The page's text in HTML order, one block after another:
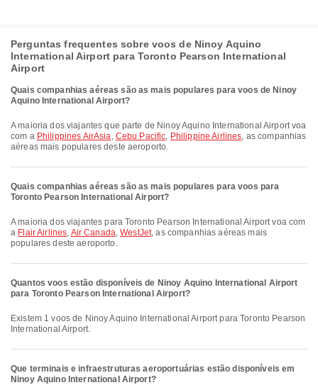
Perguntas frequentes sobre voos de Ninoy Aquino
International Airport para Toronto Pearson International
Airport
Quais companhias aéreas são as mais populares para voos de Ninoy
Aquino International Airport?
A maioria dos viajantes que parte de Ninoy Aquino International Airport voa
com a Philippines AirAsia, Cebu Pacific, Philippine Airlines, as companhias
aéreas mais populares deste aeroporto.
Quais companhias aéreas são as mais populares para voos para
Toronto Pearson International Airport?
A maioria dos viajantes para Toronto Pearson International Airport voa com
a Flair Airlines, Air Canada,WestJet, as companhias aéreas mais
populares deste aeroporto.
Quantos voos estão disponíveis de Ninoy Aquino International Airport
para Toronto Pearson International Airport?
Existem 1 voos de Ninoy Aquino International Airport para Toronto Pearson
International Airport.
Que terminais e infraestruturas aeroportuárias estão disponíveis em
Ninoy Aquino International Airport?